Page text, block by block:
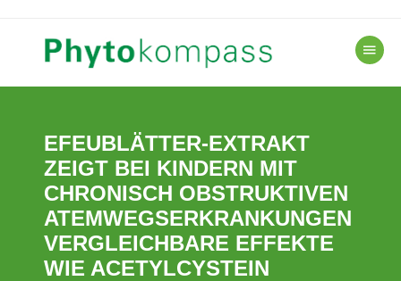
EFEUBLÄTTER-EXTRAKT
ZEIGT BEI KINDERN MIT
CHRONISCH OBSTRUKTIVEN
ATEMWEGSERKRANKUNGEN
VERGLEICHBARE EFFEKTE
WIE ACETYLCYSTEIN